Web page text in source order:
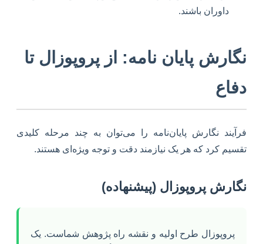
داوران باشند.
نگارش پایان نامه: از پروپوزال تا
دفاع
فرآیند نگارش پایان‌نامه را می‌توان به چند مرحله کلیدی
تقسیم کرد که هر یک نیازمند دقت و توجه ویژه‌ای هستند.
نگارش پروپوزال (پیشنهاده)
پروپوزال طرح اولیه و نقشه راه پژوهش شماست. یک